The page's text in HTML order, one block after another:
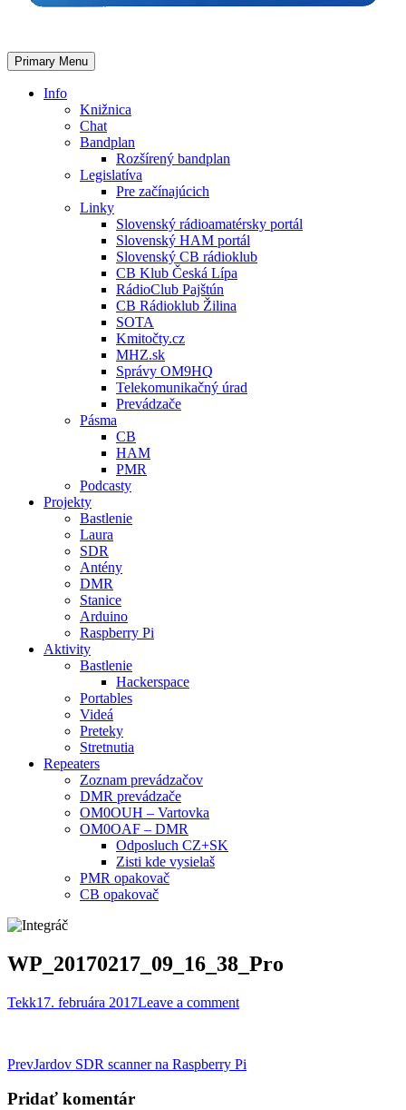
Primary Menu
Info
Knižnica
Chat
Bandplan
Rozšírený bandplan
Legislatíva
Pre začínajúcich
Linky
Slovenský rádioamatérsky portál
Slovenský HAM portál
Slovenský CB rádioklub
CB Klub Česká Lípa
RádioClub Pajštún
CB Rádioklub Žilina
SOTA
Kmitočty.cz
MHZ.sk
Správy OM9HQ
Telekomunikačný úrad
Prevádzače
Pásma
CB
HAM
PMR
Podcasty
Projekty
Bastlenie
Laura
SDR
Antény
DMR
Stanice
Arduino
Raspberry Pi
Aktivity
Bastlenie
Hackerspace
Portables
Videá
Preteky
Stretnutia
Repeaters
Zoznam prevádzačov
DMR prevádzače
OM0OUH – Vartovka
OM0OAF – DMR
Odposluch CZ+SK
Zisti kde vysielaš
PMR opakovač
CB opakovač
WP_20170217_09_16_38_Pro
Tekk17. februára 2017Leave a comment
Post
navigation
PrevJardov SDR scanner na Raspberry Pi
Pridať komentár